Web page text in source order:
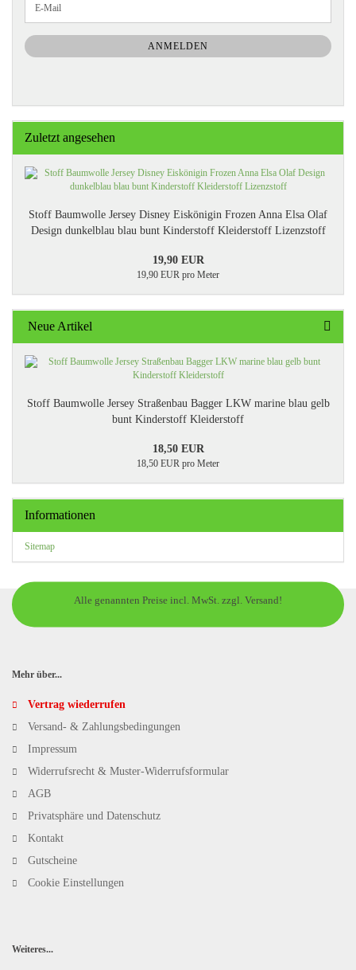
ZUR
NEWSLETTER-
ANMELDUNG
E-
Mail
ANMELDEN
Zuletzt angesehen
Stoff Baumwolle Jersey Disney Eiskönigin Frozen Anna Elsa Olaf
Design dunkelblau blau bunt Kinderstoff Kleiderstoff Lizenzstoff
19,90 EUR
19,90 EUR pro Meter
Neue Artikel
Stoff Baumwolle Jersey Straßenbau Bagger LKW marine blau gelb
bunt Kinderstoff Kleiderstoff
18,50 EUR
18,50 EUR pro Meter
Informationen
Sitemap
Alle genannten Preise incl. MwSt. zzgl. Versand!
Mehr über...
Vertrag wiederrufen
Versand- & Zahlungsbedingungen
Impressum
Widerrufsrecht & Muster-Widerrufsformular
AGB
Privatsphäre und Datenschutz
Kontakt
Gutscheine
Cookie Einstellungen
Weiteres...